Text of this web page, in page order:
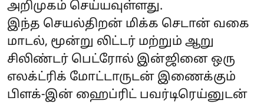
அறிமுகம் செய்யவுள்ளது.
இந்த செயல்திறன் மிக்க செடான் வகை
மாடல், மூன்று லிட்டர் மற்றும் ஆறு
சிலிண்டர் பெட்ரோல் இன்ஜினை ஒரு
எலக்ட்ரிக் மோட்டாருடன் இணைக்கும்
பிளக்-இன் ஹைப்ரிட் பவர்டிரெய்னுடன்